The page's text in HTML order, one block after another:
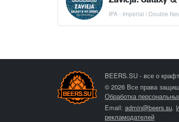
IPA - Imperial / Double
BEERS.SU - все о
© 2026 Все права
Обработка
Email: admin@beers.su.
рекламодателей